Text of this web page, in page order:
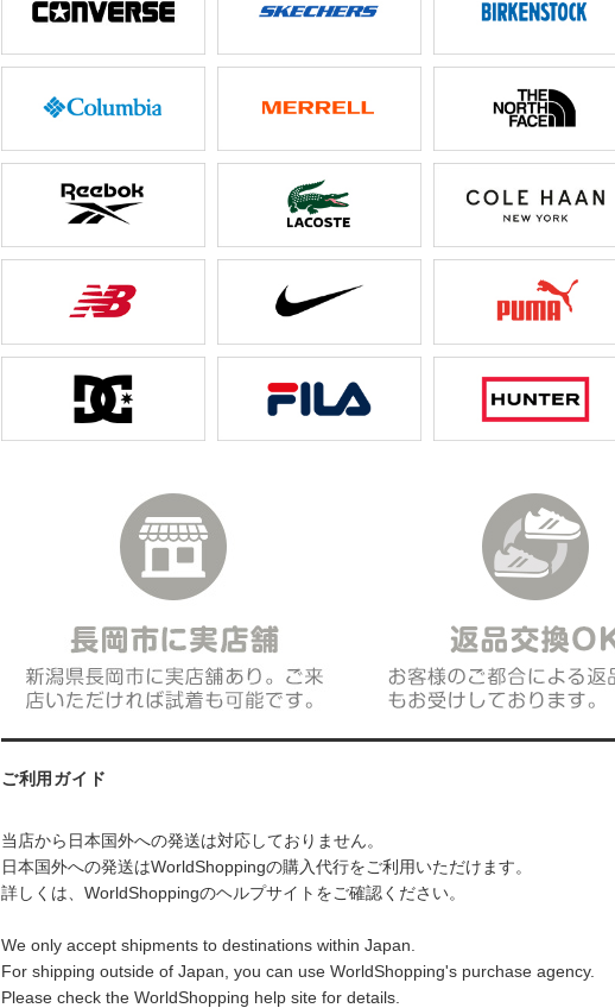
ご利用ガイド
当店から日本国外への発送は対応しておりません。
日本国外への発送はWorldShoppingの購入代行をご利用いただけます。
詳しくは、WorldShoppingのヘルプサイトをご確認ください。
We only accept shipments to destinations within Japan.
For shipping outside of Japan, you can use WorldShopping's purchase agency.
Please check the WorldShopping help site for details.